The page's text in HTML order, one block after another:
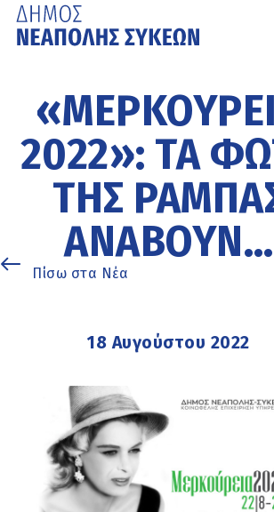
κυρίως
περιεχόμενο
2022»: ΤΑ
ΤΗΣ
ΑΝΆΒΟΥΝ…
Πίσω στα Νέα
18 Αυγούστου 2022